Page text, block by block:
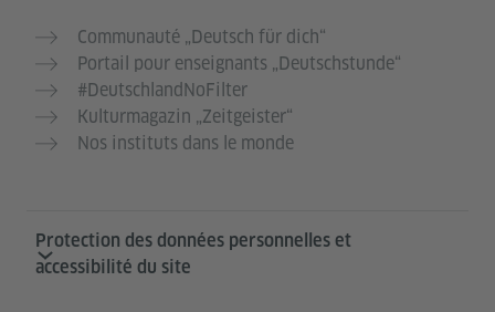
Communauté „Deutsch für dich“
Portail pour enseignants „Deutschstunde“
#DeutschlandNoFilter
Kulturmagazin „Zeitgeister“
Nos instituts dans le monde
Protection des données personnelles et
accessibilité du site